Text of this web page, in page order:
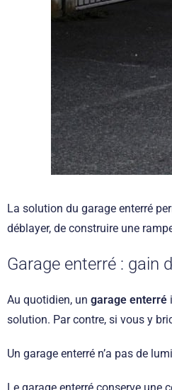
La solution du garage enterré
déblayer, de construire une
Garage enterré : gain
Au quotidien, un garage enterré
solution. Par contre, si vous y
Un garage enterré n’a pas de